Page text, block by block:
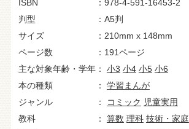
ISBN
978-4-591-16453-2
判型
A5判
サイズ
210mm x 148mm
ページ数
191ページ
主な対象年齢・学年
小3 小4 小5 小6
本の種類
学習まんが
ジャンル
コミック 児童実用
教科
算数 理科 技術・家庭